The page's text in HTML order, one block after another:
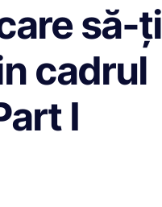
să-ți
cadrul
I